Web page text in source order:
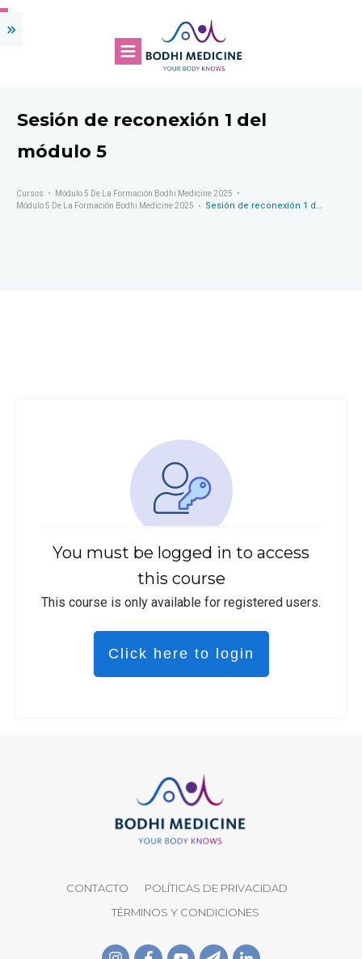
Sesión de reconexión 1 del
módulo 5
Cursos
Módulo 5 De La Formación Bodhi Medicine 2025
Módulo 5 De La Formación Bodhi Medicine 2025
Sesión de reconexión 1 del módulo 5
You must be logged in to access
this course
This course is only available for registered users.
Click here to login
CONTACTO
POLÍTICAS DE PRIVACIDAD
TÉRMINOS Y CONDICIONES